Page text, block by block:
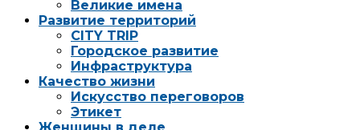
Великие имена
Развитие территорий
CITY TRIP
Городское развитие
Инфраструктура
Качество жизни
Искусство переговоров
Этикет